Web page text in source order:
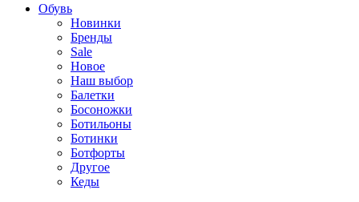
Обувь
Новинки
Бренды
Sale
Новое
Наш выбор
Балетки
Босоножки
Ботильоны
Ботинки
Ботфорты
Другое
Кеды